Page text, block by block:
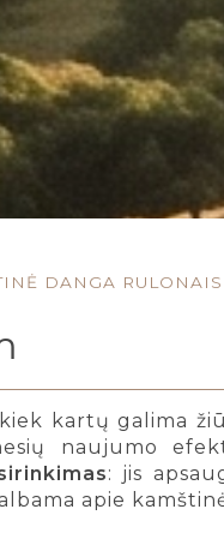
DANGA RULONAIS
kartų galima
naujumo
: jis
apie